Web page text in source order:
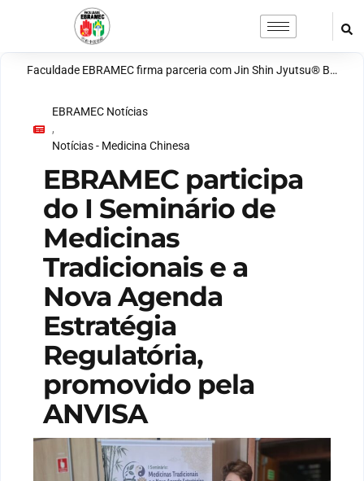
Faculdade EBRAMEC firma parceria com Jin Shin Jyutsu® Brasil para ampliar ensino em terapias integrativas
EBRAMEC Notícias
,
Notícias - Medicina Chinesa
EBRAMEC participa
do I Seminário de
Medicinas
Tradicionais e a
Nova Agenda
Estratégia
Regulatória,
promovido pela
ANVISA